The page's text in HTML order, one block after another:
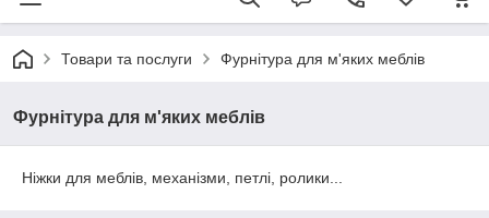
Товари та послуги Фурнітура для м'яких меблів
Фурнітура для м'яких меблів
Ніжки для меблів, механізми, петлі, ролики...